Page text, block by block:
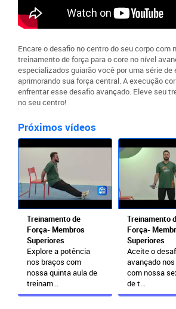
Encare o desafio no centro do seu corpo com
treinamento de força para o core no nível
especializados guiarão você por uma série
aprimorando sua força central. A execução
enfrentar esse desafio avançado. Eleve seu
no seu centro!
Próximos vídeos
Treinamento de
Força- Membros
Superiores
Explore a potência
nos braços com
nossa quinta aula de
treinam...
Treinamento
Força-
Superiores
Aceite o
avançado
com nossa
de t...